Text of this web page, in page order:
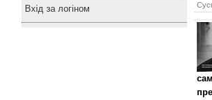
Вхiд за логiном